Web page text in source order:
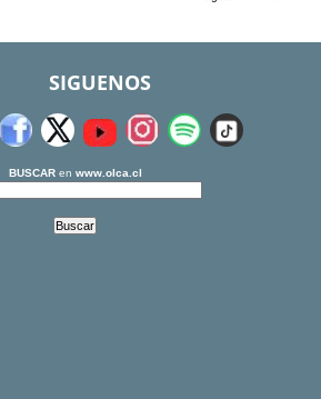
SIGUENOS
BUSCARen www.olca.cl